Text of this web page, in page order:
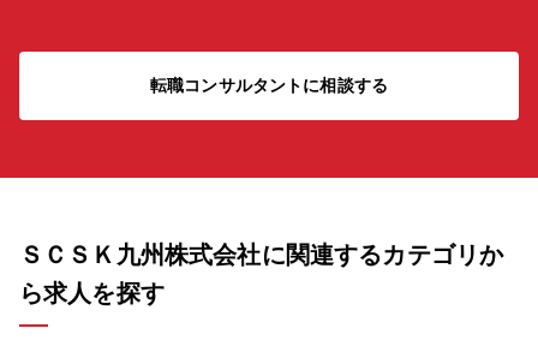
転職コンサルタントに相談する
ＳＣＳＫ九州株式会社に関連するカテゴリか
ら求人を探す